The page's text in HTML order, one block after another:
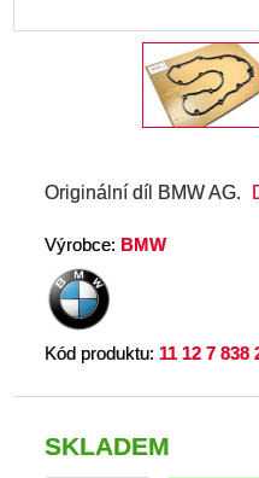
Originální díl BMW AG.
Výrobce: BMW
Kód produktu:11 12 7 838
SKLADEM